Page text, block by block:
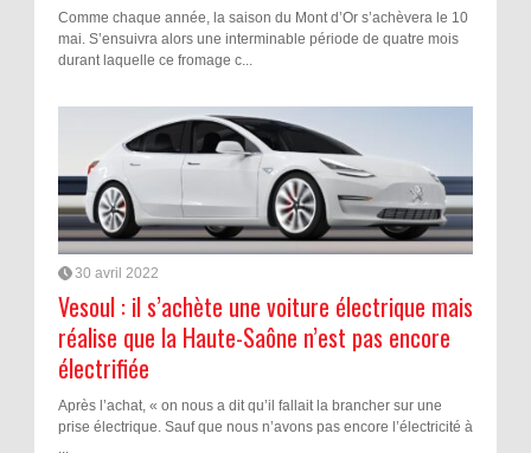
Comme chaque année, la saison du Mont d’Or s’achèvera le 10
mai. S’ensuivra alors une interminable période de quatre mois
durant laquelle ce fromage c...
30 avril 2022
Vesoul : il s’achète une voiture électrique mais
réalise que la Haute-Saône n’est pas encore
électrifiée
Après l’achat, « on nous a dit qu’il fallait la brancher sur une
prise électrique. Sauf que nous n’avons pas encore l’électricité à